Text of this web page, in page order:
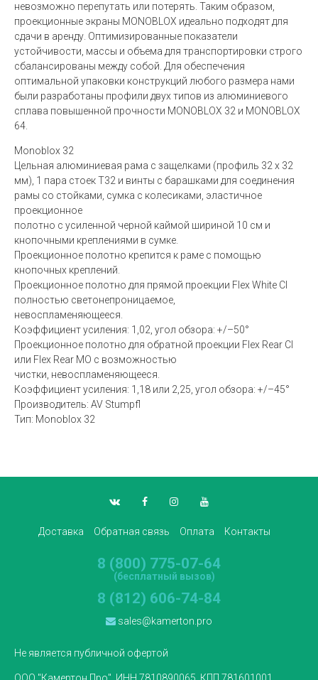
невозможно перепутать или потерять. Таким образом,
проекционные экраны MONOBLOX идеально подходят для
сдачи в аренду. Оптимизированные показатели
устойчивости, массы и объема для транспортировки строго
сбалансированы между собой. Для обеспечения
оптимальной упаковки конструкций любого размера нами
были разработаны профили двух типов из алюминиевого
сплава повышенной прочности MONOBLOX 32 и MONOBLOX
64.
Monoblox 32
Цельная алюминиевая рама с защелками (профиль 32 x 32
мм), 1 пара стоек T32 и винты с барашками для соединения
рамы со стойками, сумка с колесиками, эластичное
проекционное
полотно с усиленной черной каймой шириной 10 см и
кнопочными креплениями в сумке.
Проекционное полотно крепится к раме с помощью
кнопочных креплений.
Проекционное полотно для прямой проекции Flex White CI
полностью светонепроницаемое,
невоспламеняющееся.
Коэффициент усиления: 1,02, угол обзора: +/–50°
Проекционное полотно для обратной проекции Flex Rear CI
или Flex Rear MO с возможностью
чистки, невоспламеняющееся.
Коэффициент усиления: 1,18 или 2,25, угол обзора: +/–45°
Производитель: AV Stumpfl
Тип: Monoblox 32
Доставка Обратная связь Оплата Контакты
8 (800) 775-07-64
(бесплатный вызов)
8 (812) 606-74-84
sales@kamerton.pro
Не является публичной офертой